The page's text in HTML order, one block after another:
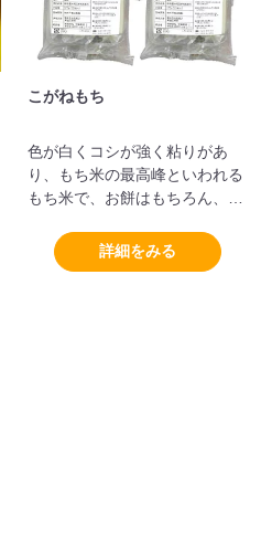
こがねもち
色が白くコシが強く粘りがあ
り、もち米の最高峰といわれる
もち米で、お餅はもちろん、お
いもち米として有名です。
詳細をみる